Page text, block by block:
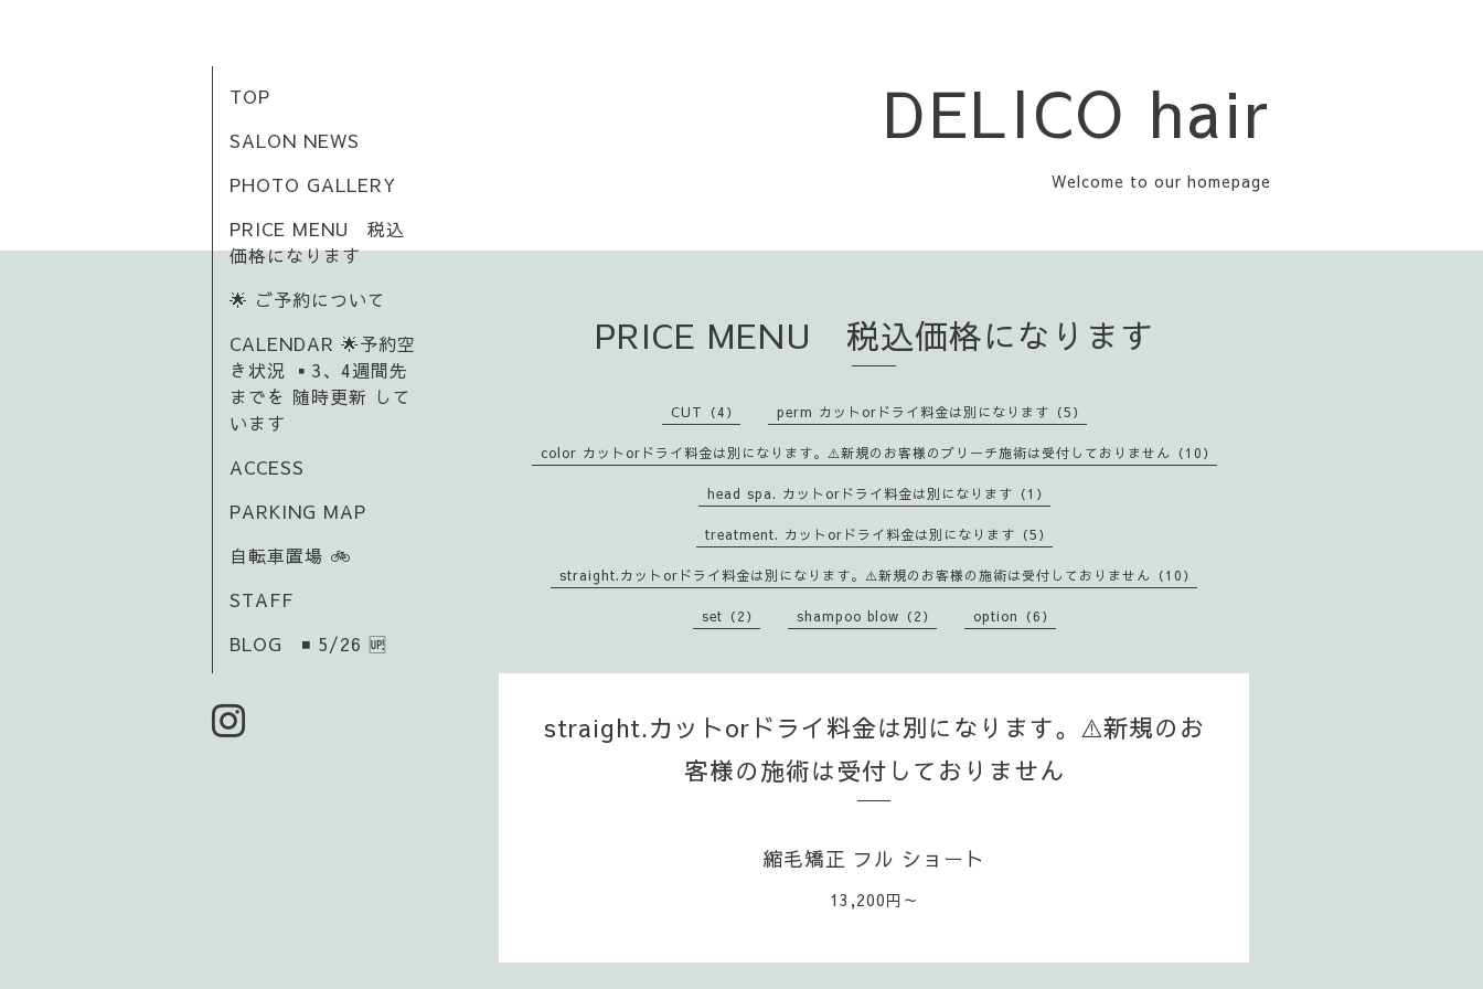
DELICO hair
Welcome to our homepage
TOP
SALON NEWS
PHOTO GALLERY
PRICE MENU 税込
価格になります
🌟 ご予約について
CALENDAR 🌟予約空
き状況 ▪️3、4週間先
までを 随時更新 して
います
ACCESS
PARKING MAP
自転車置場 🚲️
STAFF
BLOG ◾ 5/26 🆙
PRICE MENU 税込価格になります
CUT（4） perm カットorドライ料金は別になります（5）
color カットorドライ料金は別になります。⚠️新規のお客様のブリーチ施術は受付しておりません（10）
head spa. カットorドライ料金は別になります（1）
treatment. カットorドライ料金は別になります（5）
straight.カットorドライ料金は別になります。⚠️新規のお客様の施術は受付しておりません（10）
set（2） shampoo blow（2） option（6）
straight.カットorドライ料金は別になります。⚠️新規のお
客様の施術は受付しておりません
縮毛矯正 フル ショート
13,200円～